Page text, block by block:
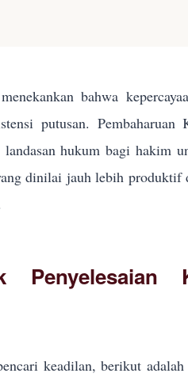
bahwa
putusan.
hukum bagi hakim
dinilai jauh lebih produktif
Penyelesaian
keadilan, berikut